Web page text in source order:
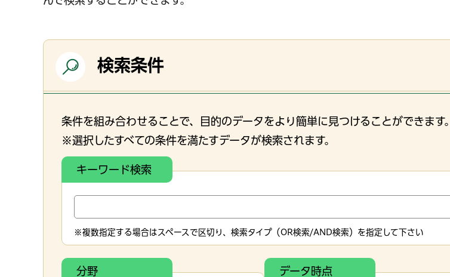
検索条件
条件を組み合わせることで、目的のデータをより簡単に見つけることができます。
※選択したすべての条件を満たすデータが検索されます。
キーワード検索
※複数指定する場合はスペースで区切り、検索タイプ（OR検索/AND検索）を指定して下さい
分野 データ時点